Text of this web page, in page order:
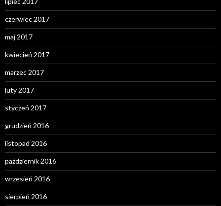
czerwiec 2017
maj 2017
kwiecień 2017
marzec 2017
luty 2017
styczeń 2017
grudzień 2016
listopad 2016
październik 2016
wrzesień 2016
sierpień 2016